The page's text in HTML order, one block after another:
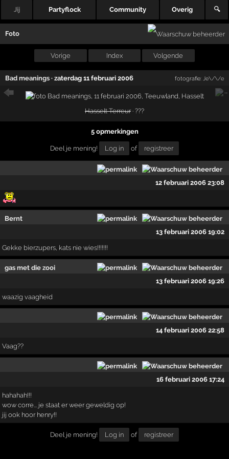
Jij Partyflock Community Overig 🔍
Foto
Vorige Index Volgende
Bad meanings ·zaterdag 11 februari 2006 fotografie: Je\/\/e
Hasselt Terreur· ???
5 opmerkingen
Deel je mening! Log in of registreer
12 februari 2006 23:08
Bernt
13 februari 2006 19:02
Gekke bierzupers, kats nie wies!!!!!!!
gas met die zooi
13 februari 2006 19:26
waazig vaagheid
14 februari 2006 22:58
Vaag??
16 februari 2006 17:24
hahahah!!!
wow corre... je staat er weer geweldig op!
jij ook hoor henry!!
Deel je mening! Log in of registreer